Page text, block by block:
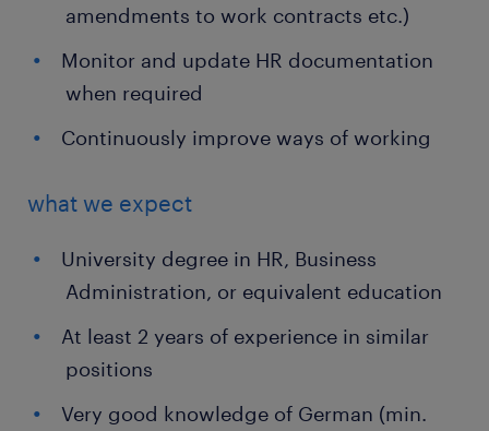
amendments to work contracts etc.)
Monitor and update HR documentation
when required
Continuously improve ways of working
what we expect
University degree in HR, Business
Administration, or equivalent education
At least 2 years of experience in similar
positions
Very good knowledge of German (min.